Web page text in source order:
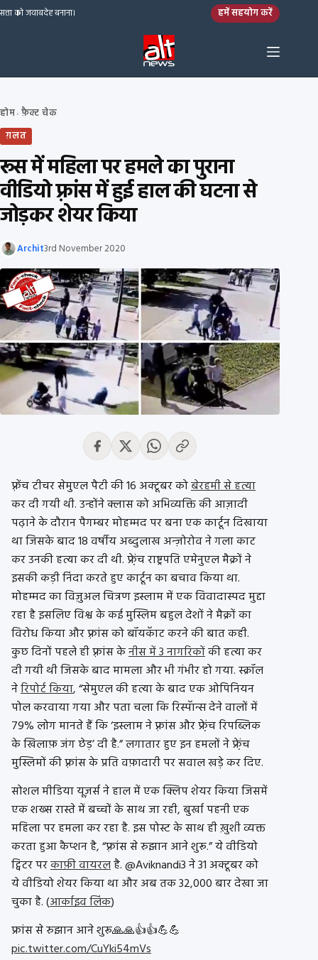
Skip to content
सत्ता को जवाबदेह बनाना। हमें सहयोग करें
होम› फ़ैक्ट चेक
ग़लत
रूस में महिला पर हमले का पुराना
वीडियो फ़्रांस में हुई हाल की घटना से
जोड़कर शेयर किया
Archit3rd November 2020
फ़्रेंच टीचर सेमुएल पैटी की 16 अक्टूबर कोबेरहमी से हत्या
कर दी गयी थी. उन्होंने क्लास को अभिव्यक्ति की आज़ादी
पढ़ाने के दौरान पैगम्बर मोहम्मद पर बना एक कार्टून दिखाया
था जिसके बाद 18 वर्षीय अब्दुलाख अन्ज़ोरोव ने गला काट
कर उनकी हत्या कर दी थी. फ्रे़ंच राष्ट्रपति एमेनुएल मैक्रों ने
इसकी कड़ी निंदा करते हुए कार्टून का बचाव किया था.
मोहम्मद का विज़ुअल चित्रण इस्लाम में एक विवादास्पद मुद्दा
रहा है इसलिए विश्व के कई मुस्लिम बहुल देशों ने मैक्रों का
विरोध किया और फ़्रांस को बॉयकॅाट करने की बात कही.
कुछ दिनों पहले ही फ़्रांस केनीस में 3 नागरिकोंकी हत्या कर
दी गयी थी जिसके बाद मामला और भी गंभीर हो गया. स्क्रॉल
नेरिपोर्ट किया, “सेमुएल की हत्या के बाद एक ओपिनियन
पोल करवाया गया और पता चला कि रिस्पॅान्स देने वालों में
79% लोग मानते हैं कि ‘इस्लाम ने फ़्रांस और फ्रे़ंच रिपब्लिक
के खिलाफ़ जंग छेड़’ दी है.” लगातार हुए इन हमलों ने फ्रे़ंच
मुस्लिमों की फ़्रांस के प्रति वफ़ादारी पर सवाल खड़े कर दिए.
सोशल मीडिया यूज़र्स ने हाल में एक क्लिप शेयर किया जिसमें
एक शख्स रास्ते में बच्चों के साथ जा रही, बुर्खा पहनी एक
महिला पर हमला कर रहा है. इस पोस्ट के साथ ही ख़ुशी व्यक्त
करता हुआ कैप्शन है, “फ़्रांस से रुझान आने शुरू.” ये वीडियो
ट्विटर परकाफ़ी वायरलहै. @Aviknandi3 ने 31 अक्टूबर को
ये वीडियो शेयर किया था और अब तक 32,000 बार देखा जा
चुका है. (आर्काइव लिंक)
फ्रांस से रुझान आने शुरू🙏🙏👍👍💪💪
pic.twitter.com/CuYki54mVs